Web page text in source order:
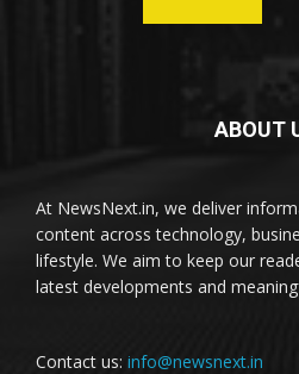
ABOUT
At NewsNext.in, we deliver
content across technology,
lifestyle. We aim to keep our
latest developments and
Contact us: info@newsnext.in